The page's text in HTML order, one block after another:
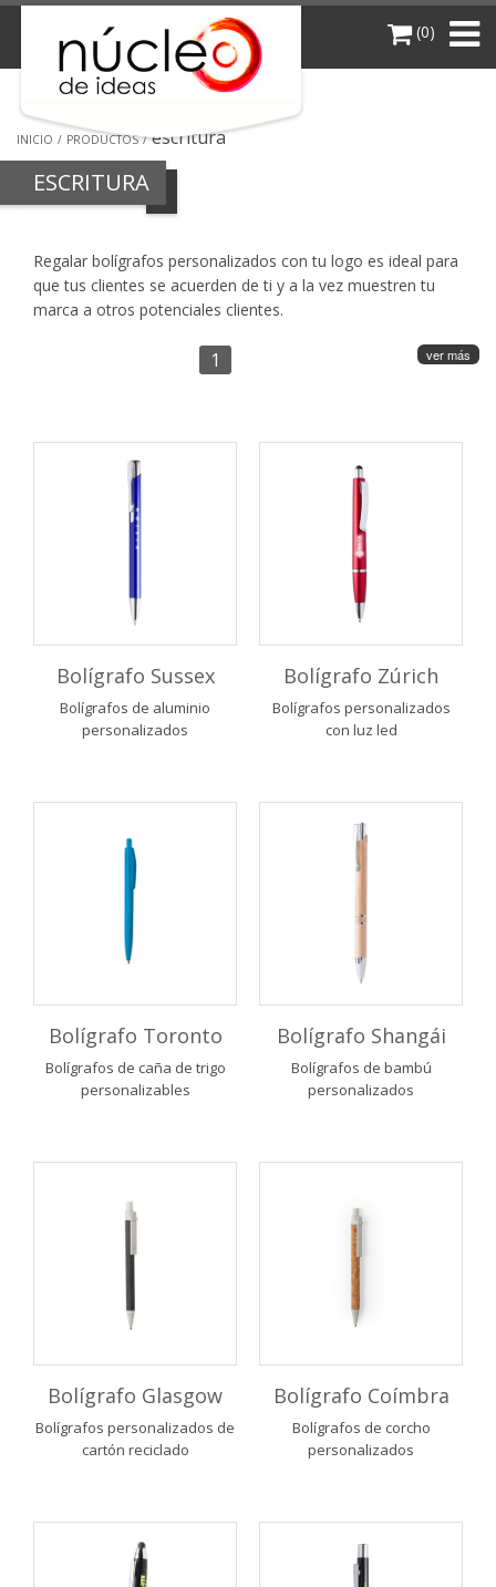
(0)
INICIO PRODUCTOS escritura
ESCRITURA
Regalar bolígrafos personalizados con tu logo es ideal para
que tus clientes se acuerden de ti y a la vez muestren tu
marca a otros potenciales clientes.
ver más
1
Bolígrafo Sussex
Bolígrafos de aluminio
personalizados
Bolígrafo Zúrich
Bolígrafos personalizados
con luz led
Bolígrafo Toronto
Bolígrafos de caña de trigo
personalizables
Bolígrafo Shangái
Bolígrafos de bambú
personalizados
Bolígrafo Glasgow
Bolígrafos personalizados de
cartón reciclado
Bolígrafo Coímbra
Bolígrafos de corcho
personalizados